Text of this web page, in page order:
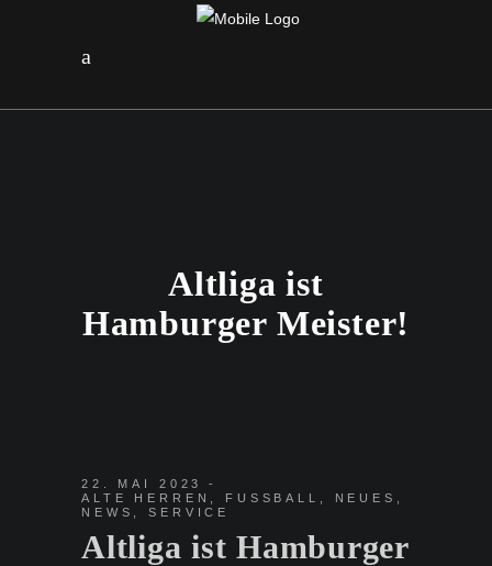
Altliga ist
Hamburger Meister!
22. MAI 2023
ALTE HERREN
FUSSBALL NEUES
NEWS
,SERVICE
Altliga ist Hamburger